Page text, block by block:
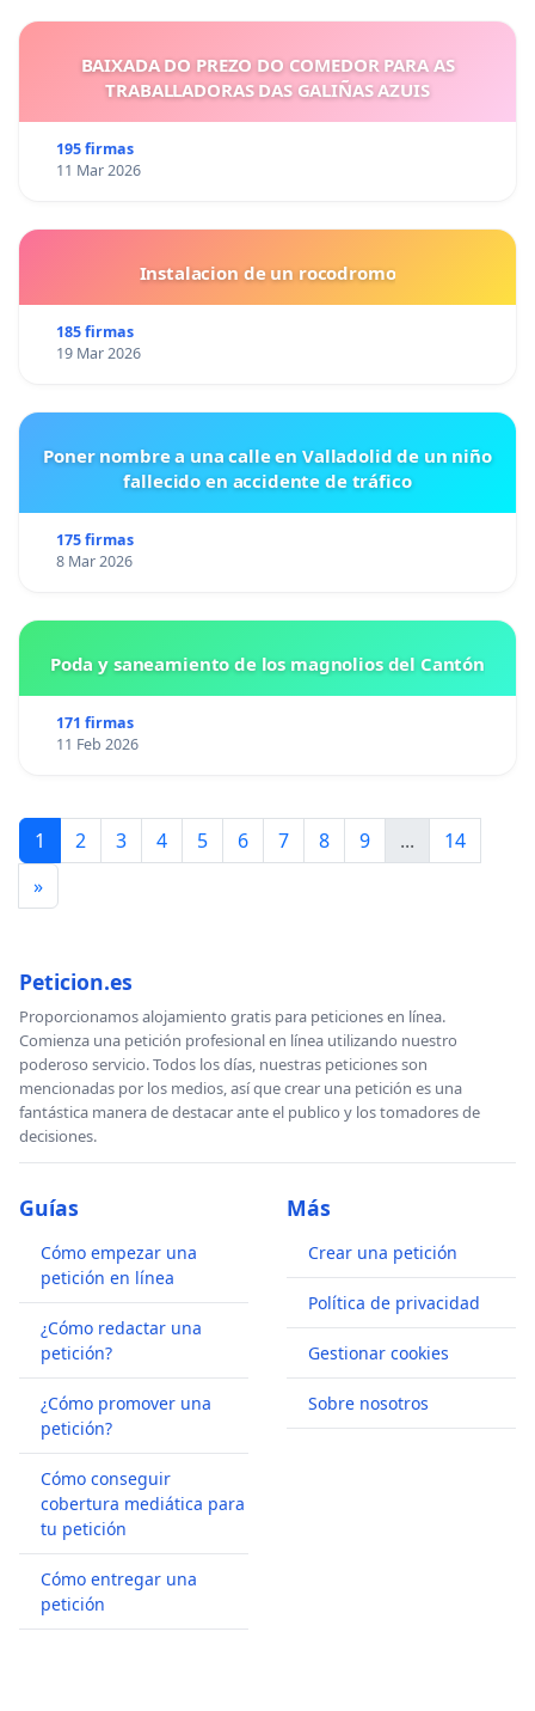
BAIXADA DO PREZO DO COMEDOR PARA AS
TRABALLADORAS DAS GALIÑAS AZUIS
195 firmas
11 Mar 2026
Instalacion de un rocodromo
185 firmas
19 Mar 2026
Poner nombre a una calle en Valladolid de un niño
fallecido en accidente de tráfico
175 firmas
8 Mar 2026
Poda y saneamiento de los magnolios del Cantón
171 firmas
11 Feb 2026
1 2 3 4 5 6 7 8 9 ...
14
»
Peticion.es
Proporcionamos alojamiento gratis para peticiones en línea.
Comienza una petición profesional en línea utilizando nuestro
poderoso servicio. Todos los días, nuestras peticiones son
mencionadas por los medios, así que crear una petición es una
fantástica manera de destacar ante el publico y los tomadores de
decisiones.
Guías
Cómo empezar una
petición en línea
¿Cómo redactar una
petición?
¿Cómo promover una
petición?
Cómo conseguir
cobertura mediática para
tu petición
Cómo entregar una
petición
Más
Crear una petición
Política de privacidad
Gestionar cookies
Sobre nosotros